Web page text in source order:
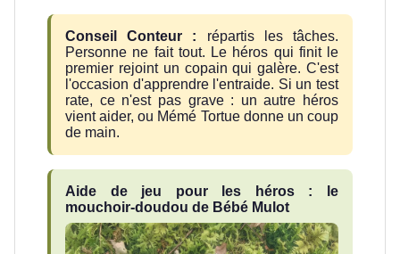
Conseil Conteur : répartis les tâches.
Personne ne fait tout. Le héros qui finit le
premier rejoint un copain qui galère. C'est
l'occasion d'apprendre l'entraide. Si un test
rate, ce n'est pas grave : un autre héros
vient aider, ou Mémé Tortue donne un coup
de main.
Aide de jeu pour les héros : le
mouchoir-doudou de Bébé Mulot